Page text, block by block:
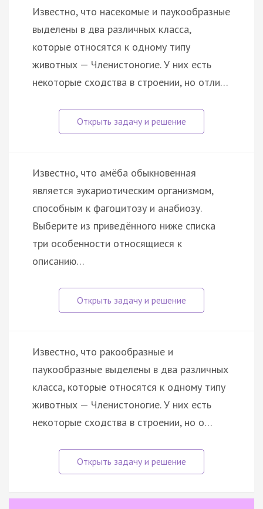
Известно, что насекомые и паукообразные
выделены в два различных класса,
которые относятся к одному типу
животных — Членистоногие. У них есть
некоторые сходства в строении, но отли…
Известно, что амёба обыкновенная
является эукариотическим организмом,
способным к фагоцитозу и анабиозу.
Выберите из приведённого ниже списка
три особенности относящиеся к
описанию…
Известно, что ракообразные и
паукообразные выделены в два различных
класса, которые относятся к одному типу
животных — Членистоногие. У них есть
некоторые сходства в строении, но о…